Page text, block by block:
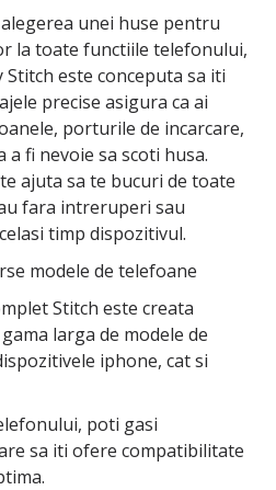
unei huse pentru
la toate functiile telefonului,
este conceputa sa iti
precise asigura ca ai
porturile de incarcare,
fi nevoie sa scoti husa.
ajuta sa te bucuri de toate
fara intreruperi sau
timp dispozitivul.
modele de telefoane
Stitch este creata
larga de modele de
iphone, cat si
poti gasi
sa iti ofere compatibilitate